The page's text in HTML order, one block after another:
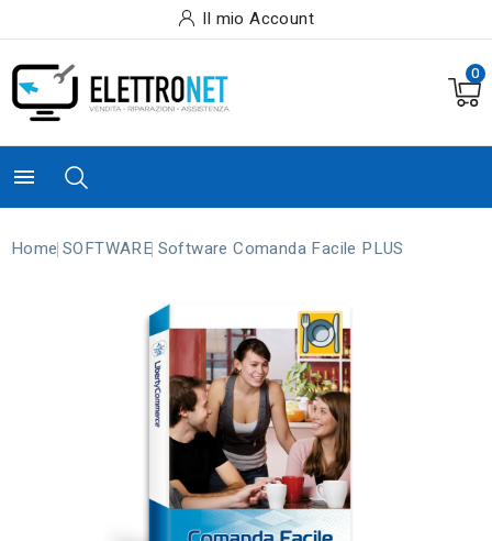
Il mio Account
0

Home SOFTWARE Software Comanda Facile PLUS